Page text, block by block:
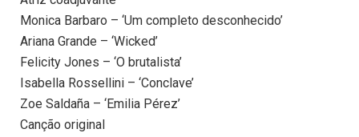
Monica Barbaro – ‘Um completo desconhecido’
Ariana Grande – ‘Wicked’
Felicity Jones – ‘O brutalista’
Isabella Rossellini – ‘Conclave’
Zoe Saldaña – ‘Emilia Pérez’
Canção original